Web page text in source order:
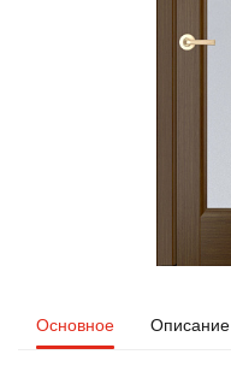
Основное Описание